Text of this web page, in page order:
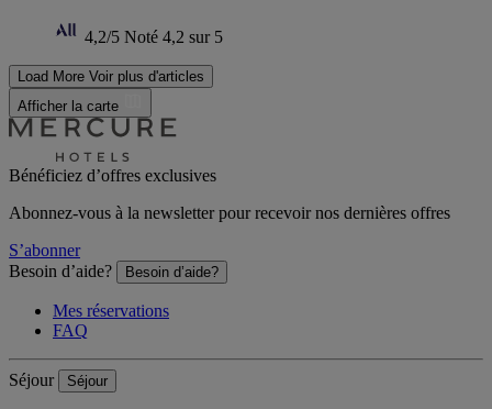
4,2/5 Noté 4,2 sur 5
Load More Voir plus d'articles
Afficher la carte
Bénéficiez d’offres exclusives
Abonnez-vous à la newsletter pour recevoir nos dernières offres
S’abonner
Besoin d’aide?
Besoin d’aide?
Mes réservations
FAQ
Séjour Séjour